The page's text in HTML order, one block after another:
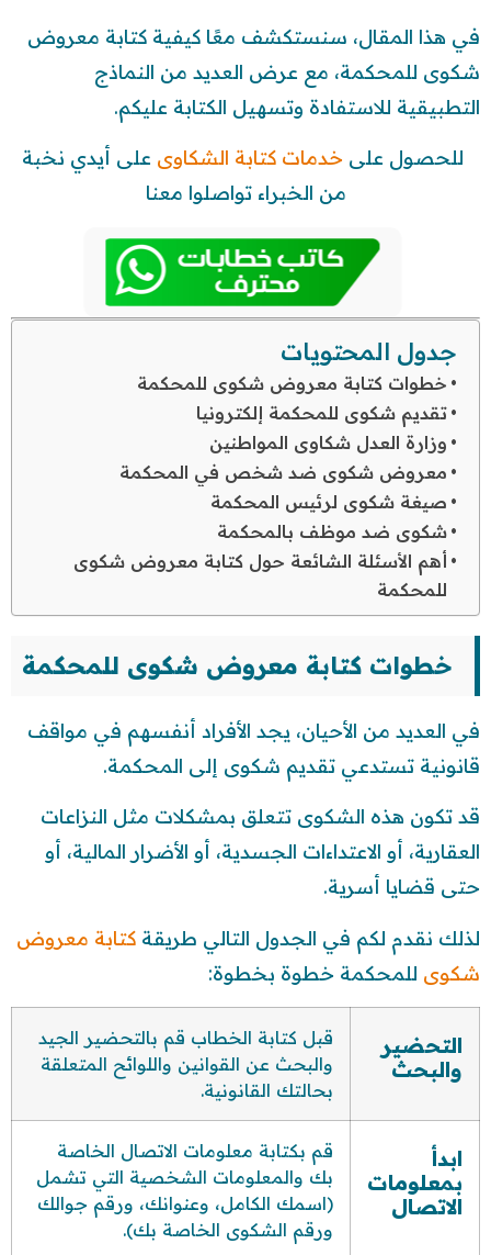
في هذا المقال، سنستكشف معًا كيفية كتابة معروض
شكوى للمحكمة، مع عرض العديد من النماذج
التطبيقية للاستفادة وتسهيل الكتابة عليكم.
للحصول على خدمات كتابة الشكاوى على أيدي نخبة
من الخبراء تواصلوا معنا
جدول المحتويات
خطوات كتابة معروض شكوى للمحكمة
تقديم شكوى للمحكمة إلكترونيا
وزارة العدل شكاوى المواطنين
معروض شكوى ضد شخص في المحكمة
صيغة شكوى لرئيس المحكمة
شكوى ضد موظف بالمحكمة
أهم الأسئلة الشائعة حول كتابة معروض شكوى
للمحكمة
خطوات كتابة معروض شكوى للمحكمة
في العديد من الأحيان، يجد الأفراد أنفسهم في مواقف
قانونية تستدعي تقديم شكوى إلى المحكمة.
قد تكون هذه الشكوى تتعلق بمشكلات مثل النزاعات
العقارية، أو الاعتداءات الجسدية، أو الأضرار المالية، أو
حتى قضايا أسرية.
لذلك نقدم لكم في الجدول التالي طريقة كتابة معروض
شكوى للمحكمة خطوة بخطوة:
التحضير
والبحث
قبل كتابة الخطاب قم بالتحضير الجيد
والبحث عن القوانين واللوائح المتعلقة
بحالتك القانونية.
ابدأ
بمعلومات
الاتصال
قم بكتابة معلومات الاتصال الخاصة
بك والمعلومات الشخصية التي تشمل
(اسمك الكامل، وعنوانك، ورقم جوالك
ورقم الشكوى الخاصة بك).